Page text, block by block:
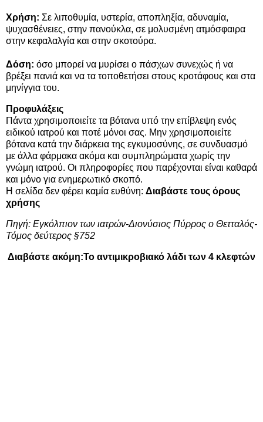
Χρήση: Σε λιποθυμία, υστερία, αποπληξία, αδυναμία,
ψυχασθένειες, στην πανούκλα, σε μολυσμένη ατμόσφαιρα
στην κεφαλαλγία και στην σκοτούρα.
Δόση: όσο μπορεί να μυρίσει ο πάσχων συνεχώς ή να
βρέξει πανιά και να τα τοποθετήσει στους κροτάφους και στα
μηνίγγια του.
Προφυλάξεις
Πάντα χρησιμοποιείτε τα βότανα υπό την επίβλεψη ενός
ειδικού ιατρού και ποτέ μόνοι σας. Μην χρησιμοποιείτε
βότανα κατά την διάρκεια της εγκυμοσύνης, σε συνδυασμό
με άλλα φάρμακα ακόμα και συμπληρώματα χωρίς την
γνώμη ιατρού. Οι πληροφορίες που παρέχονται είναι καθαρά
και μόνο για ενημερωτικό σκοπό.
Η σελίδα δεν φέρει καμία ευθύνη: Διαβάστε τους όρους
χρήσης
Πηγή: Εγκόλπιον των ιατρών-Διονύσιος Πύρρος ο Θετταλός-
Τόμος δεύτερος §752
Διαβάστε ακόμη:Το αντιμικροβιακό λάδι των 4 κλεφτών